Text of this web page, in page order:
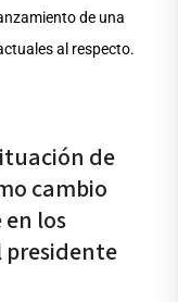
de una
al respecto.
de
cambio
los
presidente